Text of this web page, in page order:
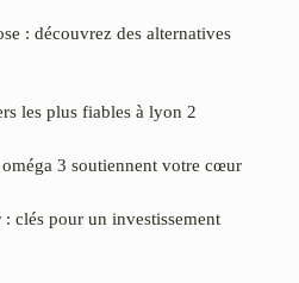
: découvrez des alternatives
les plus fiables à lyon 2
3 soutiennent votre cœur
clés pour un investissement